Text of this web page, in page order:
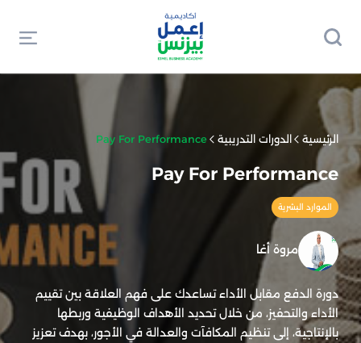
الرئيسية الدورات التدريبية Pay For Performance
Pay For Performance
الموارد البشرية
مروة أغا
دورة الدفع مقابل الأداء تساعدك على فهم العلاقة بين تقييم
الأداء والتحفيز، من خلال تحديد الأهداف الوظيفية وربطها
بالإنتاجية، إلى تنظيم المكافآت والعدالة في الأجور، بهدف تعزيز